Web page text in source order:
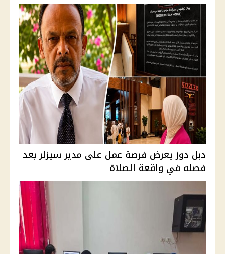
دبل دوز يعرض فرصة عمل على مدير سيزلر بعد
فصله في واقعة الصلاة